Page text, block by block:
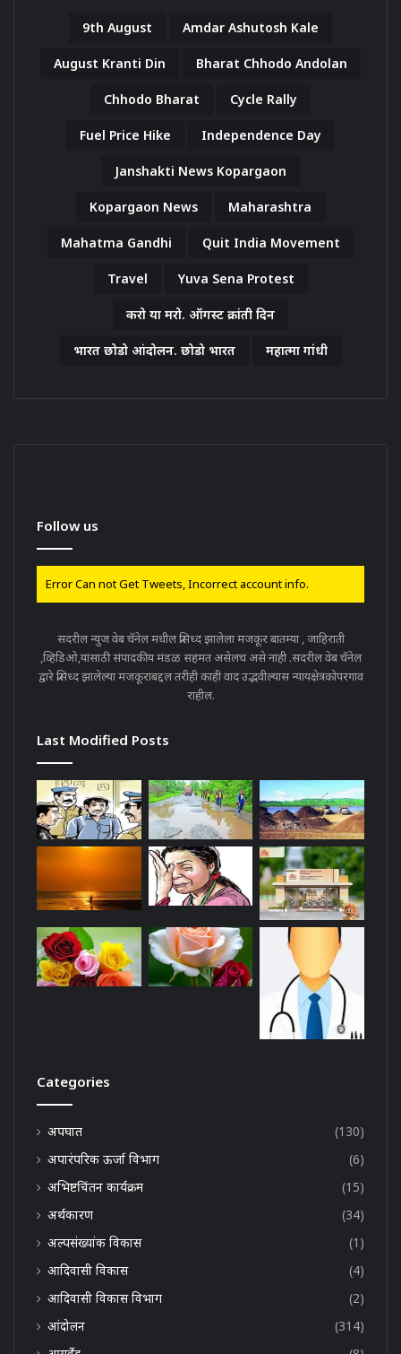
9th August Amdar Ashutosh Kale
August Kranti Din Bharat Chhodo Andolan
Chhodo Bharat Cycle Rally
Fuel Price Hike Independence Day
Janshakti News Kopargaon
Kopargaon News Maharashtra
Mahatma Gandhi Quit India Movement
Travel Yuva Sena Protest
करो या मरो. ऑगस्ट क्रांती दिन
भारत छोडो आंदोलन. छोडो भारत महात्मा गांधी
Follow us
Error Can not Get Tweets, Incorrect account info.
सदरील न्युज वेब चॅनेल मधील प्रसिध्द झालेला मजकूर बातम्या , जाहिराती
,व्हिडिओ,यांसाठी संपादकीय मंडळ सहमत असेलच असे नाही .सदरील वेब चॅनेल
द्वारे प्रसिध्द झालेल्या मजकूराबद्दल तरीही काही वाद उद्भवील्यास न्यायक्षेत्रकोपरगाव
राहील.
Last Modified Posts
Categories
अपघात
(130)
अपारंपरिक ऊर्जा विभाग
(6)
अभिष्टचिंतन कार्यक्रम
(15)
अर्थकारण
(34)
अल्पसंख्यांक विकास
(1)
आदिवासी विकास
(4)
आदिवासी विकास विभाग
(2)
आंदोलन
(314)